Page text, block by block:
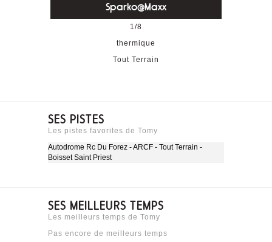
Sparko@Maxx
1/8
thermique
Tout Terrain
SES PISTES
Les pistes favorites de Tomy
Autodrome Rc Du Forez - ARCF - Tout Terrain -
Boisset Saint Priest
SES MEILLEURS TEMPS
Les meilleurs temps de Tomy
Pas encore de meilleurs temps